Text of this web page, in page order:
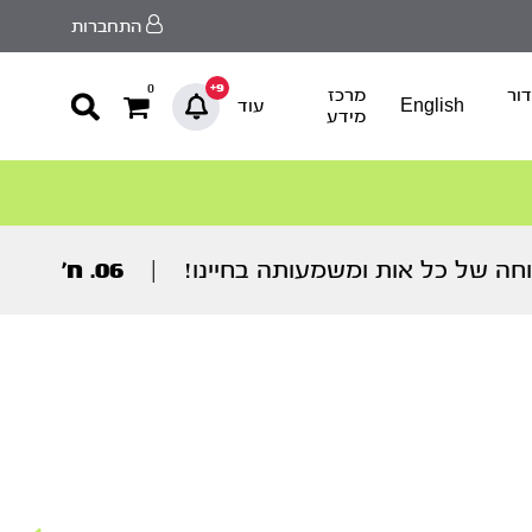
התחברות
English
מרכז
מידע
עוד
9+
0
של כל אות ומשמעותה בחיינו! 06. ח’